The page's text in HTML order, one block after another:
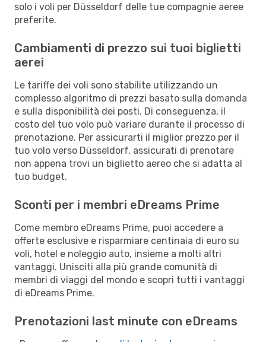
solo i voli per Düsseldorf delle tue compagnie aeree
preferite.
Cambiamenti di prezzo sui tuoi biglietti
aerei
Le tariffe dei voli sono stabilite utilizzando un
complesso algoritmo di prezzi basato sulla domanda
e sulla disponibilità dei posti. Di conseguenza, il
costo del tuo volo può variare durante il processo di
prenotazione. Per assicurarti il miglior prezzo per il
tuo volo verso Düsseldorf, assicurati di prenotare
non appena trovi un biglietto aereo che si adatta al
tuo budget.
Sconti per i membri eDreams Prime
Come membro eDreams Prime, puoi accedere a
offerte esclusive e risparmiare centinaia di euro su
voli, hotel e noleggio auto, insieme a molti altri
vantaggi. Unisciti alla più grande comunità di
membri di viaggi del mondo e scopri tutti i vantaggi
di eDreams Prime.
Prenotazioni last minute con eDreams